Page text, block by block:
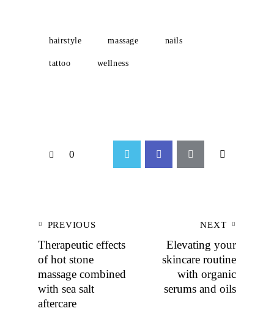
hairstyle massage nails
tattoo wellness
0
PREVIOUS
Therapeutic effects
of hot stone
massage combined
with sea salt
aftercare
NEXT
Elevating your
skincare routine
with organic
serums and oils